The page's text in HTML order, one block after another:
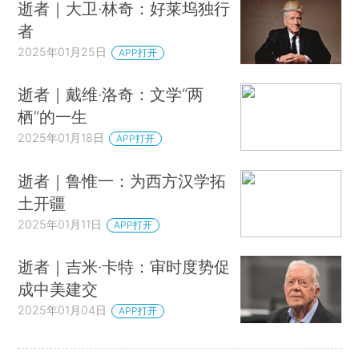
逝者｜大卫·林奇：好莱坞独行
者
2025年01月25日 APP打开
逝者｜戴维·洛奇：文学“两
栖”的一生
2025年01月18日 APP打开
逝者｜鲁惟一：为西方汉学拓
土开疆
2025年01月11日 APP打开
逝者｜吉米·卡特：审时度势促
成中美建交
2025年01月04日 APP打开